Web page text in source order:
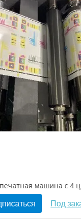
машина с 4
Под